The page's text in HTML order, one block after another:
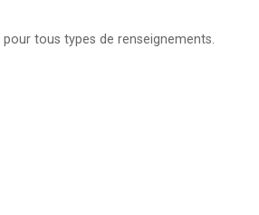
tous types de renseignements.